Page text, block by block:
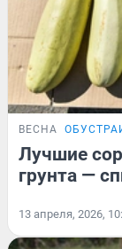
ВЕСНА
Лучшие
грунта —
13 апреля, 2026,